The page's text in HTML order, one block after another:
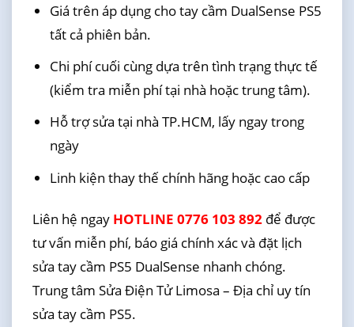
Giá trên áp dụng cho tay cầm DualSense PS5
tất cả phiên bản.
Chi phí cuối cùng dựa trên tình trạng thực tế
(kiểm tra miễn phí tại nhà hoặc trung tâm).
Hỗ trợ sửa tại nhà TP.HCM, lấy ngay trong
ngày
Linh kiện thay thế chính hãng hoặc cao cấp
Liên hệ ngay HOTLINE 0776 103 892để được
tư vấn miễn phí, báo giá chính xác và đặt lịch
sửa tay cầm PS5 DualSense nhanh chóng.
Trung tâm Sửa Điện Tử Limosa – Địa chỉ uy tín
sửa tay cầm PS5.